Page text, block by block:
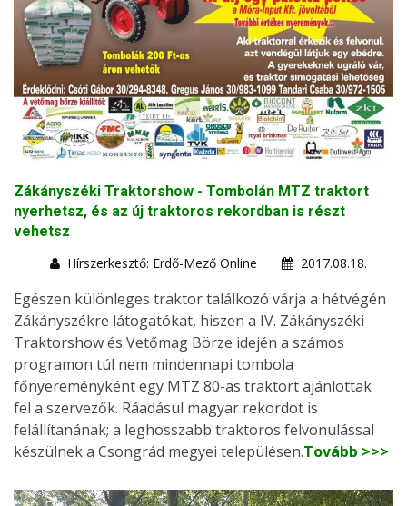
Zákányszéki Traktorshow - Tombolán MTZ traktort
nyerhetsz, és az új traktoros rekordban is részt
vehetsz
Hírszerkesztő: Erdő-Mező Online
2017.08.18.
Egészen különleges traktor találkozó várja a hétvégén
Zákányszékre látogatókat, hiszen a IV. Zákányszéki
Traktorshow és Vetőmag Börze idején a számos
programon túl nem mindennapi tombola
főnyereményként egy MTZ 80-as traktort ajánlottak
fel a szervezők. Ráadásul magyar rekordot is
felállítanának; a leghosszabb traktoros felvonulással
készülnek a Csongrád megyei településen.Tovább >>>